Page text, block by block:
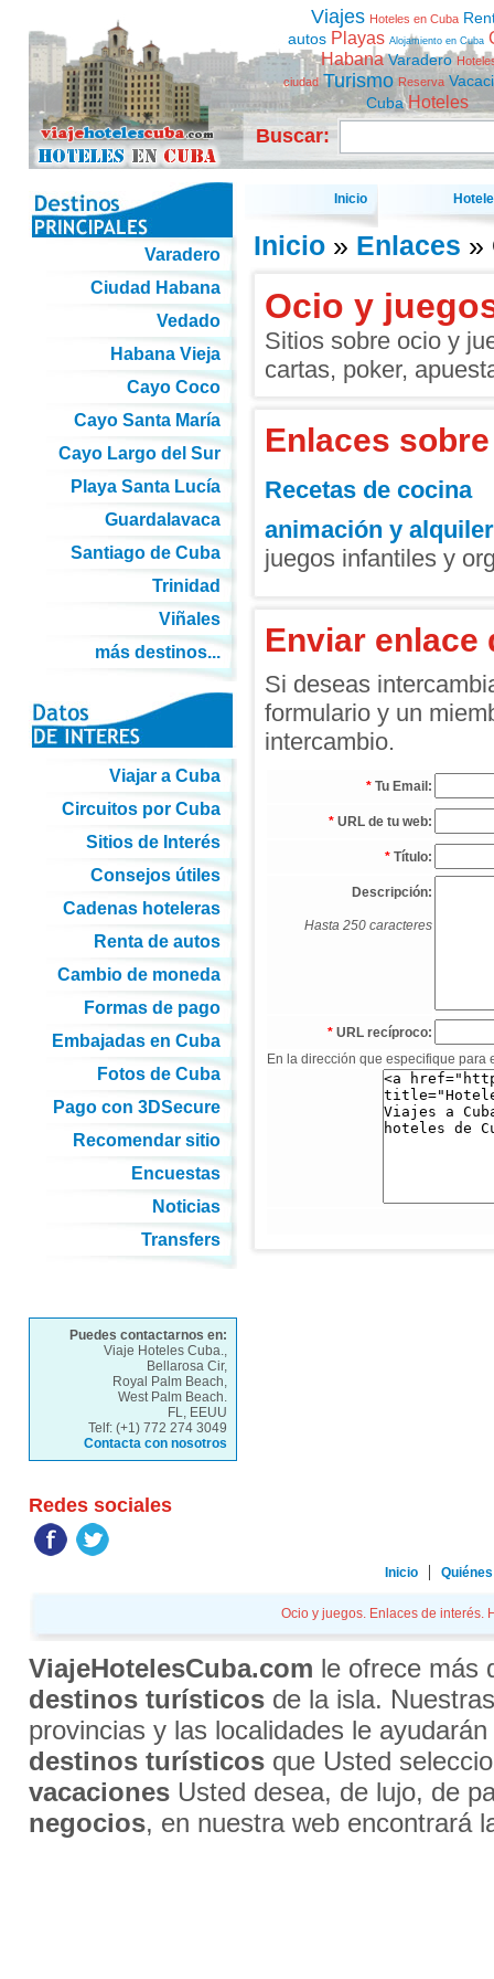
Viajes Hoteles en Cuba
autos Playas Alojamiento en Cuba
Habana Varadero
ciudad Turismo Reserva
Cuba Hoteles
Buscar:
Inicio
Inicio» Enlaces »
Ocio y
Sitios sobre ocio y
cartas, poker,
Enlaces
Recetas de cocina
animación y
juegos infantiles y
Enviar enlace
Si deseas
formulario y un
intercambio.
* Tu Email:
* URL de tu web:
* Título:
Descripción:
Hasta 250 caracteres
* URL recíproco:
En la dirección que especifique para
Varadero
Ciudad Habana
Vedado
Habana Vieja
Cayo Coco
Cayo Santa María
Cayo Largo del Sur
Playa Santa Lucía
Guardalavaca
Santiago de Cuba
Trinidad
Viñales
más destinos...
Viajar a Cuba
Circuitos por Cuba
Sitios de Interés
Consejos útiles
Cadenas hoteleras
Renta de autos
Cambio de moneda
Formas de pago
Embajadas en Cuba
Fotos de Cuba
Pago con 3DSecure
Recomendar sitio
Encuestas
Noticias
Transfers
Puedes contactarnos en:
Viaje Hoteles Cuba.,
Bellarosa Cir,
Royal Palm Beach,
West Palm Beach.
FL, EEUU
Telf: (+1) 772 274 3049
Contacta con nosotros
Redes sociales
Inicio
Ocio y juegos. Enlaces de interés.
ViajeHotelesCuba.com le ofrece más
destinos turísticosde la isla.
provincias y las localidades le
destinos turísticosque Usted
vacacionesUsted desea, de lujo, de
negocios, en nuestra web encontrará